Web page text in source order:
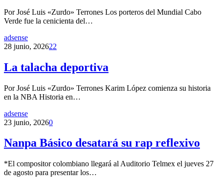
Por José Luis «Zurdo» Terrones Los porteros del Mundial Cabo
Verde fue la cenicienta del…
adsense
28 junio, 202622
La talacha deportiva
Por José Luis «Zurdo» Terrones Karim López comienza su historia
en la NBA Historia en…
adsense
23 junio, 20260
Nanpa Básico desatará su rap reflexivo
*El compositor colombiano llegará al Auditorio Telmex el jueves 27
de agosto para presentar los…